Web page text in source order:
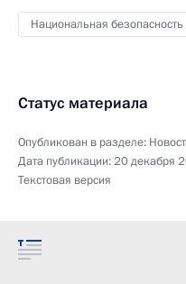
Национальная безопасность
Статус материала
Опубликован в разделе:
Дата публикации:20 декабря
Текстовая версия